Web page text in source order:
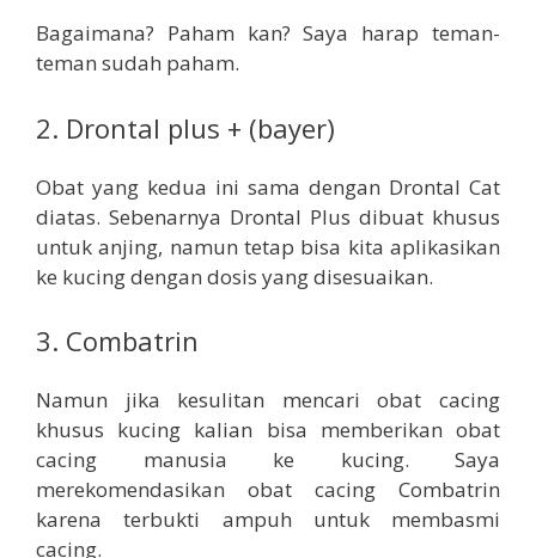
Bagaimana? Paham kan? Saya harap teman-
teman sudah paham.
2. Drontal plus + (bayer)
Obat yang kedua ini sama dengan Drontal Cat
diatas. Sebenarnya Drontal Plus dibuat khusus
untuk anjing, namun tetap bisa kita aplikasikan
ke kucing dengan dosis yang disesuaikan.
3. Combatrin
Namun jika kesulitan mencari obat cacing
khusus kucing kalian bisa memberikan obat
cacing manusia ke kucing. Saya
merekomendasikan obat cacing Combatrin
karena terbukti ampuh untuk membasmi
cacing.